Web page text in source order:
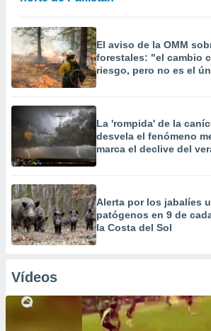
El aviso de la OMM
forestales: "el cambio
riesgo, pero no es el
La 'rompida' de la
desvela el fenómeno
marca el declive del
Alerta por los jabalíes
patógenos en 9 de
la Costa del Sol
Vídeos